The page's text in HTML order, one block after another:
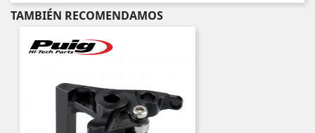
TAMBIÉN RECOMENDAMOS